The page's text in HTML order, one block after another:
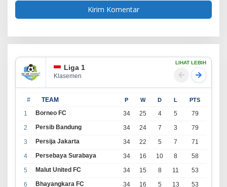
Liga 1
Klasemen
LIHAT LEBIH
# TEAM P W D L PTS
1 Borneo FC 34 25 4 5
79
2
Persib Bandung 34 24 7 3
79
3
Persija Jakarta 34 22 5 7
71
4
Persebaya Surabaya 34 16 10 8
58
5
Malut United FC 34 15 8 11
53
6
Bhayangkara FC 34 16 5 13
53